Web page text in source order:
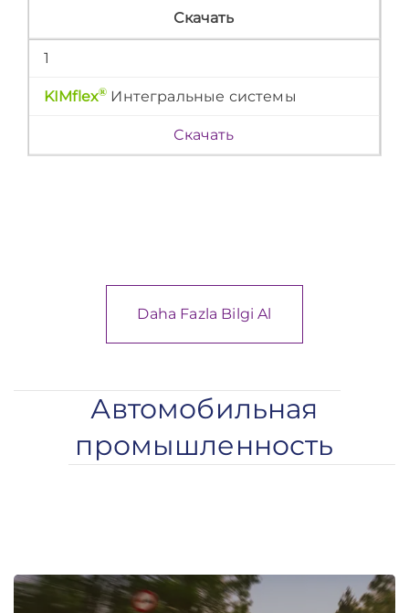
Скачать
1
KIMflex® Интегральные системы
Скачать
Daha Fazla Bilgi Al
Автомобильная
промышленность